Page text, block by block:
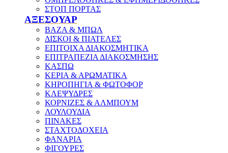
ΣΤΟΠ ΠΟΡΤΑΣ
ΑΞΕΣΟΥΑΡ
ΒΑΖΑ & ΜΠΩΛ
ΔΙΣΚΟΙ & ΠΙΑΤΕΛΕΣ
ΕΠΙΤΟΙΧΑ ΔΙΑΚΟΣΜΗΤΙΚΑ
ΕΠΙΤΡΑΠΕΖΙΑ ΔΙΑΚΟΣΜΗΣΗΣ
ΚΑΣΠΩ
ΚΕΡΙΑ & ΑΡΩΜΑΤΙΚΑ
ΚΗΡΟΠΗΓΙΑ & ΦΩΤΟΦΟΡ
ΚΛΕΨΥΔΡΕΣ
ΚΟΡΝΙΖΕΣ & ΑΛΜΠΟΥΜ
ΛΟΥΛΟΥΔΙΑ
ΠΙΝΑΚΕΣ
ΣΤΑΧΤΟΔΟΧΕΙΑ
ΦΑΝΑΡΙΑ
ΦΙΓΟΥΡΕΣ